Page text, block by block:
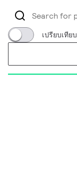
เปรียบเทียบ